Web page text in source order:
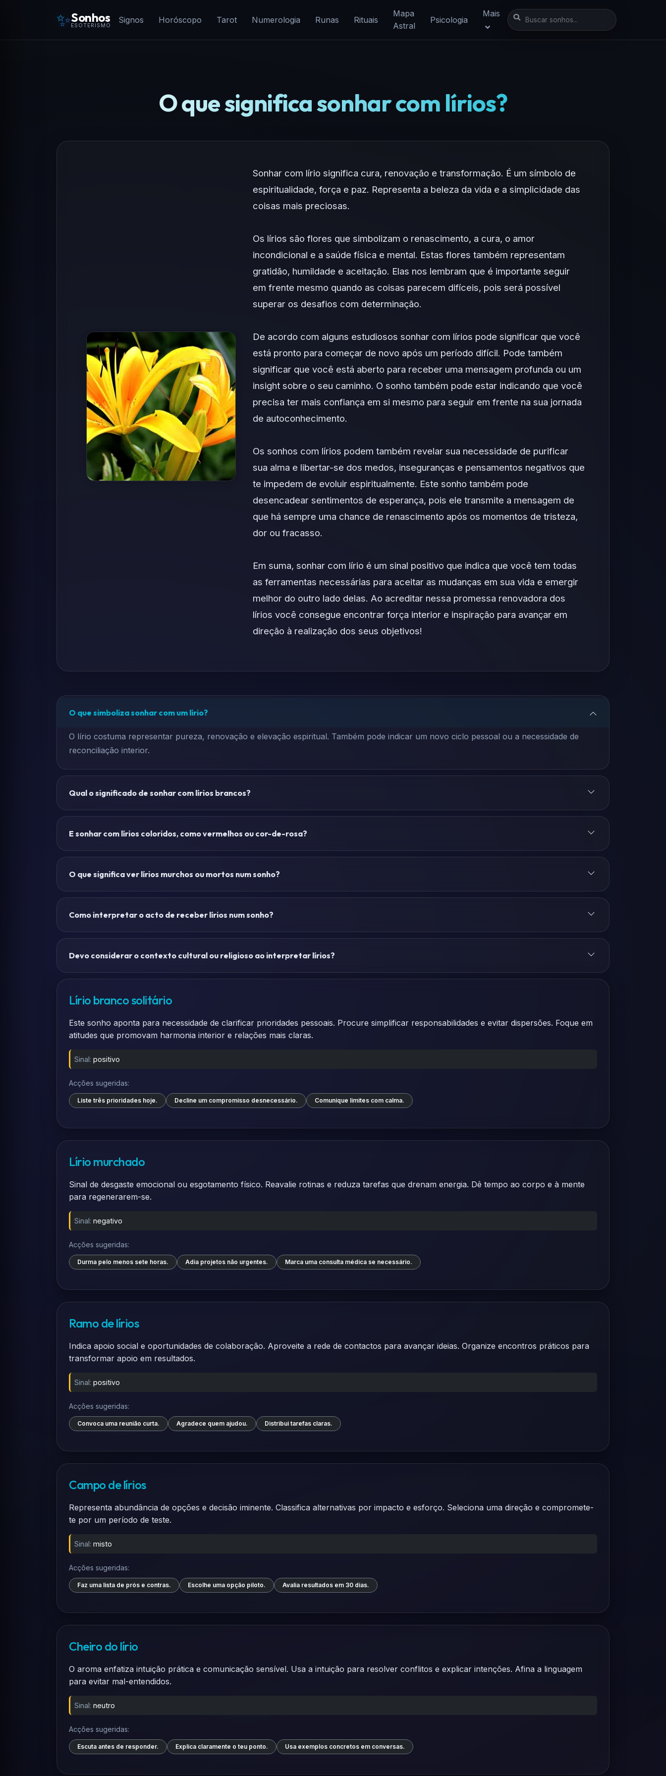
✨Sonhos
ESOTERISMO
Signos Horóscopo Tarot Numerologia Runas Rituais
Mapa
Astral
Psicologia
Mais
O que significa sonhar com lírios?
Sonhar com lírio significa cura, renovação e transformação. É um símbolo de
espiritualidade, força e paz. Representa a beleza da vida e a simplicidade das
coisas mais preciosas.
Os lírios são flores que simbolizam o renascimento, a cura, o amor
incondicional e a saúde física e mental. Estas flores também representam
gratidão, humildade e aceitação. Elas nos lembram que é importante seguir
em frente mesmo quando as coisas parecem difíceis, pois será possível
superar os desafios com determinação.
De acordo com alguns estudiosos sonhar com lírios pode significar que você
está pronto para começar de novo após um período difícil. Pode também
significar que você está aberto para receber uma mensagem profunda ou um
insight sobre o seu caminho. O sonho também pode estar indicando que você
precisa ter mais confiança em si mesmo para seguir em frente na sua jornada
de autoconhecimento.
Os sonhos com lírios podem também revelar sua necessidade de purificar
sua alma e libertar-se dos medos, inseguranças e pensamentos negativos que
te impedem de evoluir espiritualmente. Este sonho também pode
desencadear sentimentos de esperança, pois ele transmite a mensagem de
que há sempre uma chance de renascimento após os momentos de tristeza,
dor ou fracasso.
Em suma, sonhar com lírio é um sinal positivo que indica que você tem todas
as ferramentas necessárias para aceitar as mudanças em sua vida e emergir
melhor do outro lado delas. Ao acreditar nessa promessa renovadora dos
lírios você consegue encontrar força interior e inspiração para avançar em
direção à realização dos seus objetivos!
O que simboliza sonhar com um lírio?
O lírio costuma representar pureza, renovação e elevação espiritual. Também pode indicar um novo ciclo pessoal ou a necessidade de
reconciliação interior.
Qual o significado de sonhar com lírios brancos?
E sonhar com lírios coloridos, como vermelhos ou cor-de-rosa?
O que significa ver lírios murchos ou mortos num sonho?
Como interpretar o acto de receber lírios num sonho?
Devo considerar o contexto cultural ou religioso ao interpretar lírios?
Lírio branco solitário
Este sonho aponta para necessidade de clarificar prioridades pessoais. Procure simplificar responsabilidades e evitar dispersões. Foque em
atitudes que promovam harmonia interior e relações mais claras.
Sinal: positivo
Acções sugeridas:
Liste três prioridades hoje. Decline um compromisso desnecessário. Comunique limites com calma.
Lírio murchado
Sinal de desgaste emocional ou esgotamento físico. Reavalie rotinas e reduza tarefas que drenam energia. Dê tempo ao corpo e à mente
para regenerarem-se.
Sinal: negativo
Acções sugeridas:
Durma pelo menos sete horas. Adia projetos não urgentes. Marca uma consulta médica se necessário.
Ramo de lírios
Indica apoio social e oportunidades de colaboração. Aproveite a rede de contactos para avançar ideias. Organize encontros práticos para
transformar apoio em resultados.
Sinal: positivo
Acções sugeridas:
Convoca uma reunião curta. Agradece quem ajudou. Distribui tarefas claras.
Campo de lírios
Representa abundância de opções e decisão iminente. Classifica alternativas por impacto e esforço. Seleciona uma direção e compromete-
te por um período de teste.
Sinal: misto
Acções sugeridas:
Faz uma lista de prós e contras. Escolhe uma opção piloto. Avalia resultados em 30 dias.
Cheiro do lírio
O aroma enfatiza intuição prática e comunicação sensível. Usa a intuição para resolver conflitos e explicar intenções. Afina a linguagem
para evitar mal-entendidos.
Sinal: neutro
Acções sugeridas:
Escuta antes de responder. Explica claramente o teu ponto. Usa exemplos concretos em conversas.